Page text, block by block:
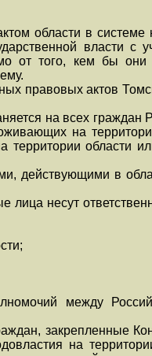
области в системе
власти с
от того, кем бы
правовых актов
на всех граждан
на
территории области
действующими в
несут
между
закрепленные
на